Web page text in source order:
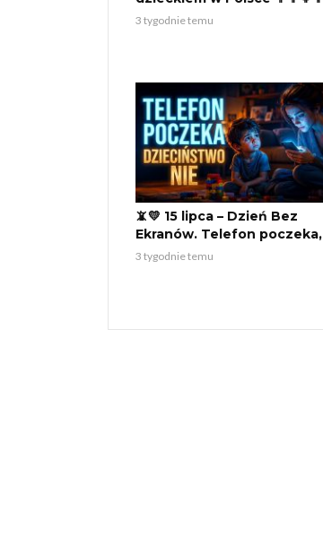
Nieoczywiste pomysły na
3 tygodnie temu
📵💛 15 lipca – Dzień Bez
Ekranów. Telefon poczeka,
dzieciństwo nie 👶❤️
3 tygodnie temu